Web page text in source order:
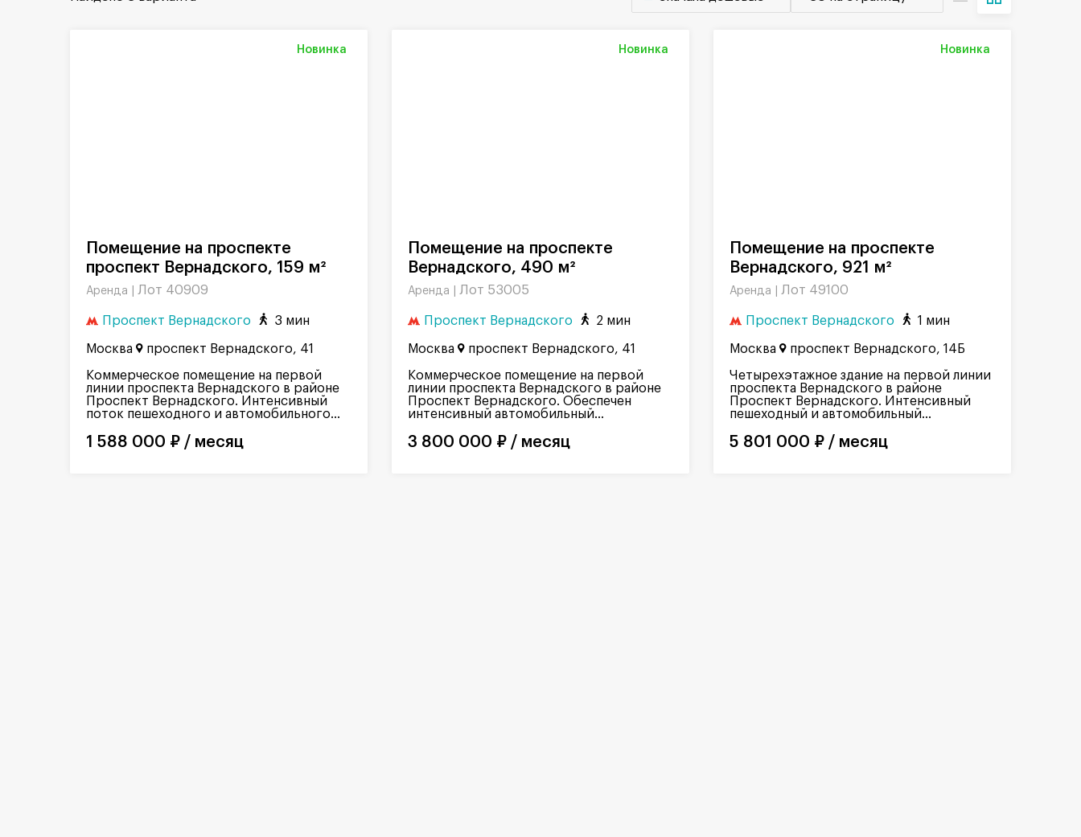
Новинка
проспект Вернадского, 159 м²
Аренда | Лот 40909
Проспект Вернадского 3 мин
Москва проспект Вернадского, 41
Коммерческое помещение на первой
линии проспекта Вернадского в районе
Проспект Вернадского. Интенсивный
поток пешеходного и автомобильного...
1 588 000 ₽ / месяц
Новинка
Вернадского, 490 м²
Аренда | Лот 53005
Проспект Вернадского 2 мин
Москва проспект Вернадского, 41
Коммерческое помещение на первой
линии проспекта Вернадского в районе
Проспект Вернадского. Обеспечен
интенсивный автомобильный...
3 800 000 ₽ / месяц
Новинка
Вернадского, 921 м²
Аренда | Лот 49100
Проспект Вернадского 1 мин
Москва проспект Вернадского, 14Б
Четырехэтажное здание на первой линии
проспекта Вернадского в районе
Проспект Вернадского. Интенсивный
пешеходный и автомобильный...
5 801 000 ₽ / месяц